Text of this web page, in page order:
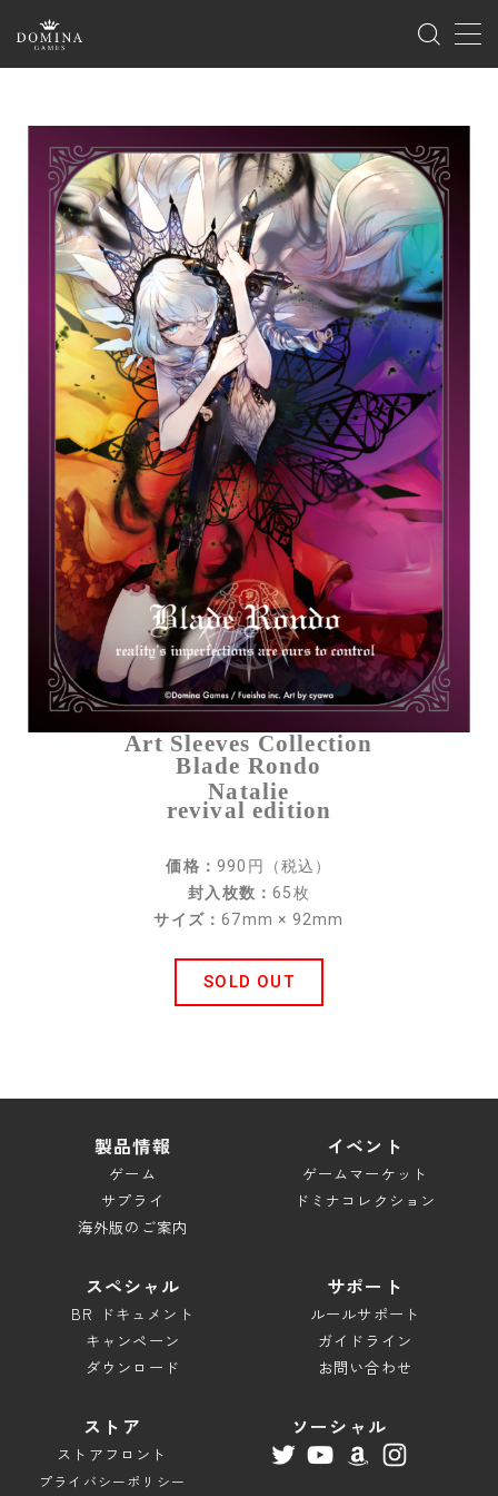
ホーム
製品情報
ゲーム
サプライ
海外版のご案内
イベント
ゲームマーケット
ドミナコレクション
スペシャル
ブレイドロンド ドキュメント
キャンペーン
ダウンロード
サポート
ルールサポート
Art Sleeves Collection
Blade Rondo
Natalie
revival edition
価格： 990円（税込）
封入枚数：65枚
サイズ：67mm × 92mm
SOLD OUT
製品情報
ゲーム
サプライ
海外版のご案内
イベント
ゲームマーケット
ドミナコレクション
スペシャル
BR ドキュメント
キャンペーン
ダウンロード
サポート
ルールサポート
ガイドライン
お問い合わせ
ストア
ストアフロント
プライバシーポリシー
ソーシャル